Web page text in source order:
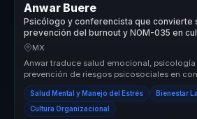
Anwar Buere
Psicólogo y conferencista que convierte
prevención del burnout y NOM-035 en
humanas.
MX
Anwar traduce salud emocional,
prevención de riesgos psicosociales en
empresas. Ay...
Salud Mental y Manejo del Estrés Bienestar
Cultura Organizacional